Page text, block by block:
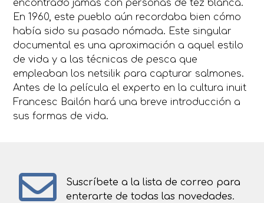
encontrado jamás con personas de tez blanca.
En 1960, este pueblo aún recordaba bien cómo
había sido su pasado nómada. Este singular
documental es una aproximación a aquel estilo
de vida y a las técnicas de pesca que
empleaban los netsilik para capturar salmones.
Antes de la película el experto en la cultura inuit
Francesc Bailón hará una breve introducción a
sus formas de vida.
Suscríbete a la lista de correo para
enterarte de todas las novedades.